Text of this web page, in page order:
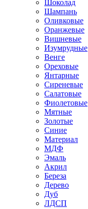
Шоколад
Шампань
Оливковые
Оранжевые
Вишневые
Изумрудные
Венге
Ореховые
Янтарные
Сиреневые
Салатовые
Фиолетовые
Мятные
Золотые
Синие
Материал
МДФ
Эмаль
Акрил
Береза
Дерево
Дуб
ЛДСП